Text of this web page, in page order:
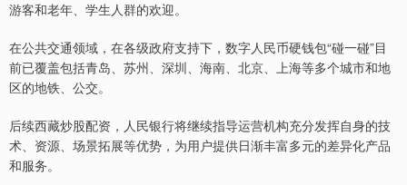
游客和老年、学生人群的欢迎。
在公共交通领域，在各级政府支持下，数字人民币硬钱包“碰一碰”目
前已覆盖包括青岛、苏州、深圳、海南、北京、上海等多个城市和地
区的地铁、公交。
后续西藏炒股配资，人民银行将继续指导运营机构充分发挥自身的技
术、资源、场景拓展等优势，为用户提供日渐丰富多元的差异化产品
和服务。